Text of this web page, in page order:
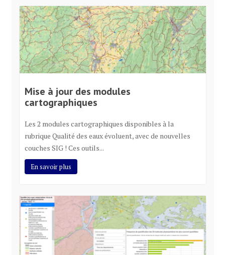
Mise à jour des modules
cartographiques
Les 2 modules cartographiques disponibles à la
rubrique Qualité des eaux évoluent, avec de nouvelles
couches SIG ! Ces outils...
En savoir plus